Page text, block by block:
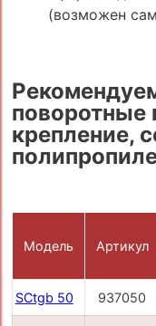
(возможен
поворотные
крепление,
Модель Артикул
SCtgb 50 937050